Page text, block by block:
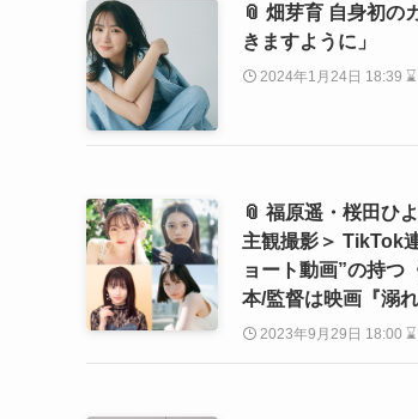
📎 畑芽育 自身初の
きますように」
2024年1月24日 18:39 ⌛
📎 福原遥・桜田ひ
主観撮影＞ TikTok
ョート動画”の持つ
本/監督は映画『溺
2023年9月29日 18:00 ⌛